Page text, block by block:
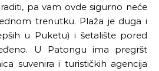
pa vam ovde sigurno neće
trenutku. Plaža je duga i
u Puketu) i šetalište pored
U Patongu ima pregršt
suvenira i turističkih agencija